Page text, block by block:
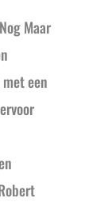
Maar
een